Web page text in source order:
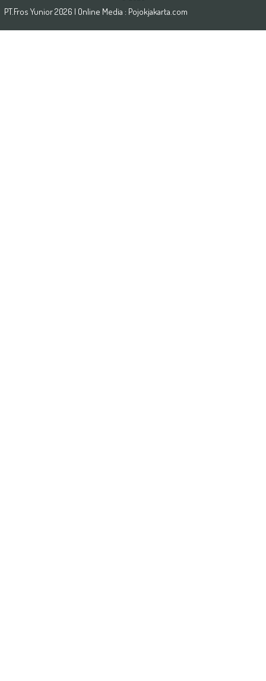
PT.Fros Yunior2026 | Online Media : Pojokjakarta.com